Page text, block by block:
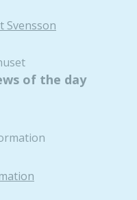
Svensson
of the day